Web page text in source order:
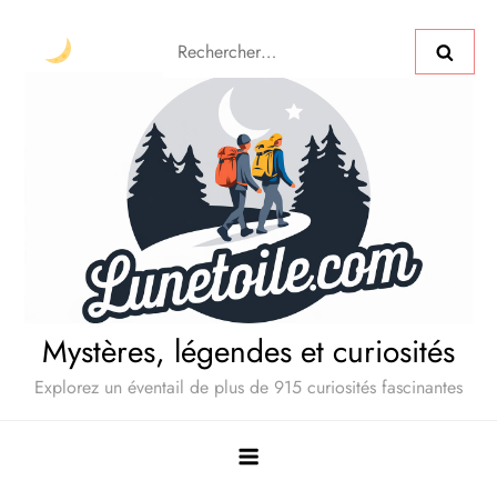
Mystères, légendes et curiosités
Explorez un éventail de plus de 915 curiosités fascinantes